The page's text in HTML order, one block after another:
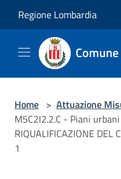
Regione Lombardia
Home > Attuazione
M5C2I2.2.C - Piani
RIQUALIFICAZIONE DEL
1